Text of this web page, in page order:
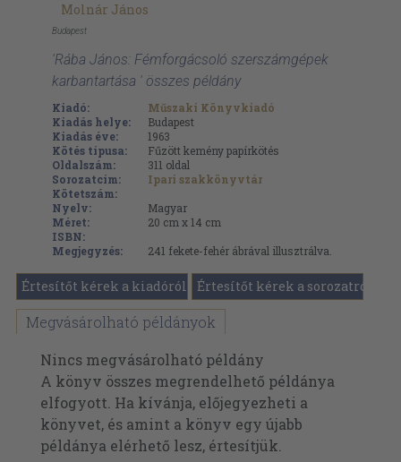
Molnár János
Budapest
'Rába János: Fémforgácsoló szerszámgépek
karbantartása ' összes példány
Kiadó:
Műszaki Könyvkiadó
Kiadás helye:
Budapest
Kiadás éve:
1963
Kötés típusa:
Fűzött kemény papírkötés
Oldalszám:
311 oldal
Sorozatcím:
Ipari szakkönyvtár
Kötetszám:
Nyelv:
Magyar
Méret:
20 cm x 14 cm
ISBN:
Megjegyzés:
241 fekete-fehér ábrával illusztrálva.
Értesítőt kérek a kiadóról Értesítőt kérek a sorozatról
Megvásárolható példányok
Nincs megvásárolható példány
A könyv összes megrendelhető példánya
elfogyott. Ha kívánja, előjegyezheti a
könyvet, és amint a könyv egy újabb
példánya elérhető lesz, értesítjük.